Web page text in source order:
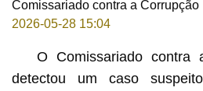
Comissariado contra a Corrupção
2026-05-28 15:04
O Comissariado contra
detectou um caso